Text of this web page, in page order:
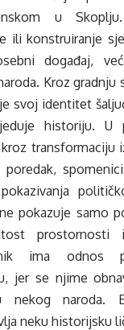
u
ili konstruiranje
događaj,
Kroz gradnju
svoj identitet
historiju. U
transformaciju
pokazuje samo
prostornosti
ima odnos
jer se njime
nekog naroda.
neku historijsku